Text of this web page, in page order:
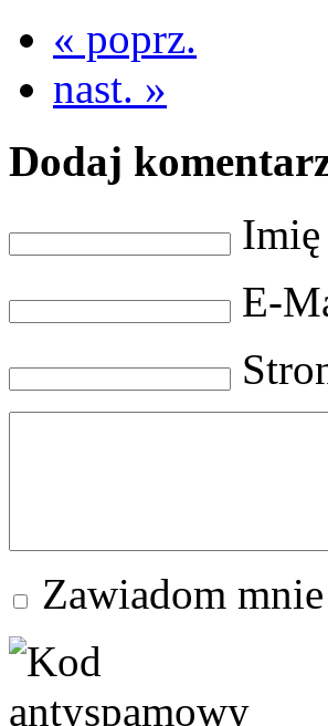
« poprz.
nast. »
Dodaj
E-
Zawiadom